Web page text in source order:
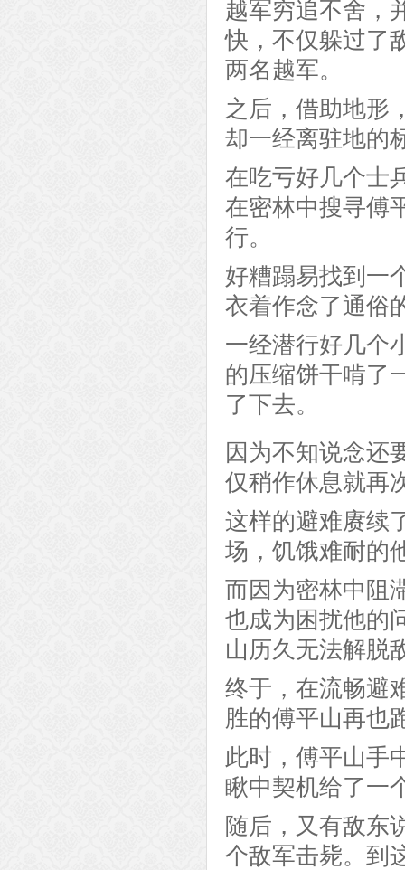
越军穷追不舍，
快，不仅躲过了
两名越军。
之后，借助地形
却一经离驻地的
在吃亏好几个士
在密林中搜寻傅
行。
好糟蹋易找到一
衣着作念了通俗
一经潜行好几个
的压缩饼干啃了
了下去。
因为不知说念还
仅稍作休息就再
这样的避难赓续
场，饥饿难耐的
而因为密林中阻
也成为困扰他的
山历久无法解脱
终于，在流畅避
胜的傅平山再也
此时，傅平山手
瞅中契机给了一
随后，又有敌东
个敌军击毙。到